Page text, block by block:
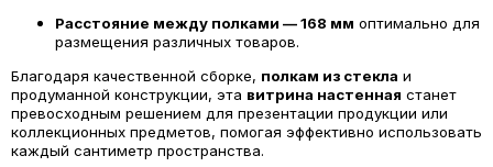
Расстояние между полками — 168 мм оптимально для
размещения различных товаров.
Благодаря качественной сборке, полкам из стекла и
продуманной конструкции, эта витрина настенная станет
превосходным решением для презентации продукции или
коллекционных предметов, помогая эффективно использовать
каждый сантиметр пространства.